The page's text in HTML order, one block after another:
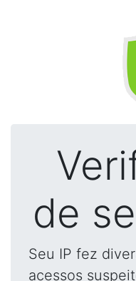
de
Seu IP fez
acessos